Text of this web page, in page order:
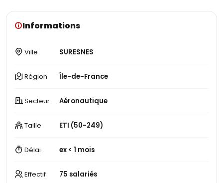
Informations
Ville SURESNES
Région Île-de-France
Secteur Aéronautique
Taille ETI (50-249)
Délai ex < 1 mois
Effectif 75 salariés